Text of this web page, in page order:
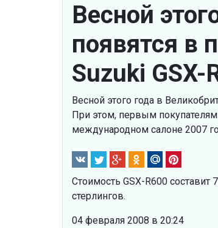
Весной
появятся в
Suzuki GSX-
Весной этого года в
При этом, первым
международном салоне 2007
Стоимость GSX-R600 составит
стерлингов.
04 февраля 2008 в 20:24